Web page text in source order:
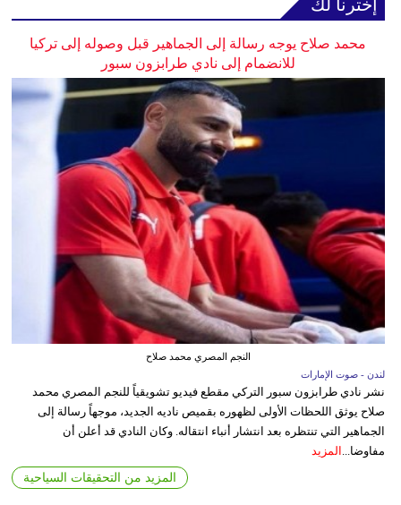
إخترنا لك
محمد صلاح يوجه رسالة إلى الجماهير قبل وصوله إلى تركيا
للانضمام إلى نادي طرابزون سبور
النجم المصري محمد صلاح
لندن - صوت الإمارات
نشر نادي طرابزون سبور التركي مقطع فيديو تشويقياً للنجم المصري محمد
صلاح يوثق اللحظات الأولى لظهوره بقميص ناديه الجديد، موجهاً رسالة إلى
الجماهير التي تنتظره بعد انتشار أنباء انتقاله. وكان النادي قد أعلن أن
مفاوضا... المزيد
المزيد من التحقيقات السياحية